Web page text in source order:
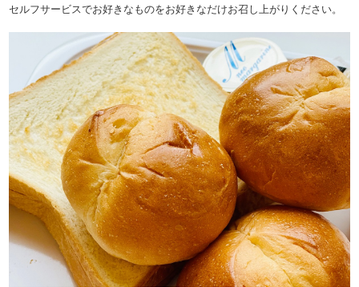
セルフサービスでお好きなものをお好きなだけお召し上がりください。